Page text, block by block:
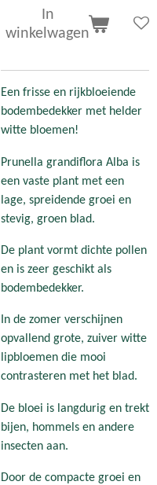
In
winkelwagen
Een frisse en rijkbloeiende
bodembedekker met helder
witte bloemen!
Prunella grandiflora Alba is
een vaste plant met een
lage, spreidende groei en
stevig, groen blad.
De plant vormt dichte pollen
en is zeer geschikt als
bodembedekker.
In de zomer verschijnen
opvallend grote, zuiver witte
lipbloemen die mooi
contrasteren met het blad.
De bloei is langdurig en trekt
bijen, hommels en andere
insecten aan.
Door de compacte groei en